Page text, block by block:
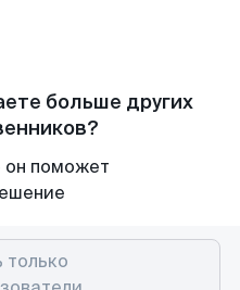
больше других
он поможет